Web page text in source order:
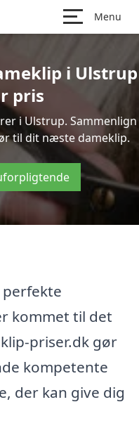
Menu
i Ulstrup
pris
i Ulstrup. Sammenlign
til dit næste dameklip.
kommet til det
priser.dk gør
kompetente
der kan give dig